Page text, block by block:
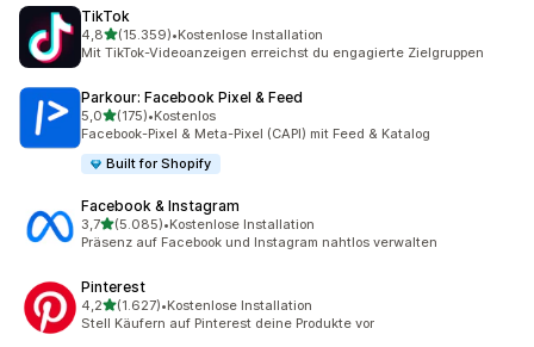
TikTok
4,8von 5 Sternen
(15.359)
15359 Rezensionen insgesamt
•Kostenlose Installation
Mit TikTok-Videoanzeigen erreichst du engagierte Zielgruppen
Parkour: Facebook Pixel & Feed
5,0von 5 Sternen
(175)
175 Rezensionen insgesamt
•Kostenlos
Facebook-Pixel & Meta-Pixel (CAPI) mit Feed & Katalog
Built for Shopify
Facebook & Instagram
3,7von 5 Sternen
(5.085)
5085 Rezensionen insgesamt
•Kostenlose Installation
Präsenz auf Facebook und Instagram nahtlos verwalten
Pinterest
4,2von 5 Sternen
(1.627)
1627 Rezensionen insgesamt
•Kostenlose Installation
Stell Käufern auf Pinterest deine Produkte vor